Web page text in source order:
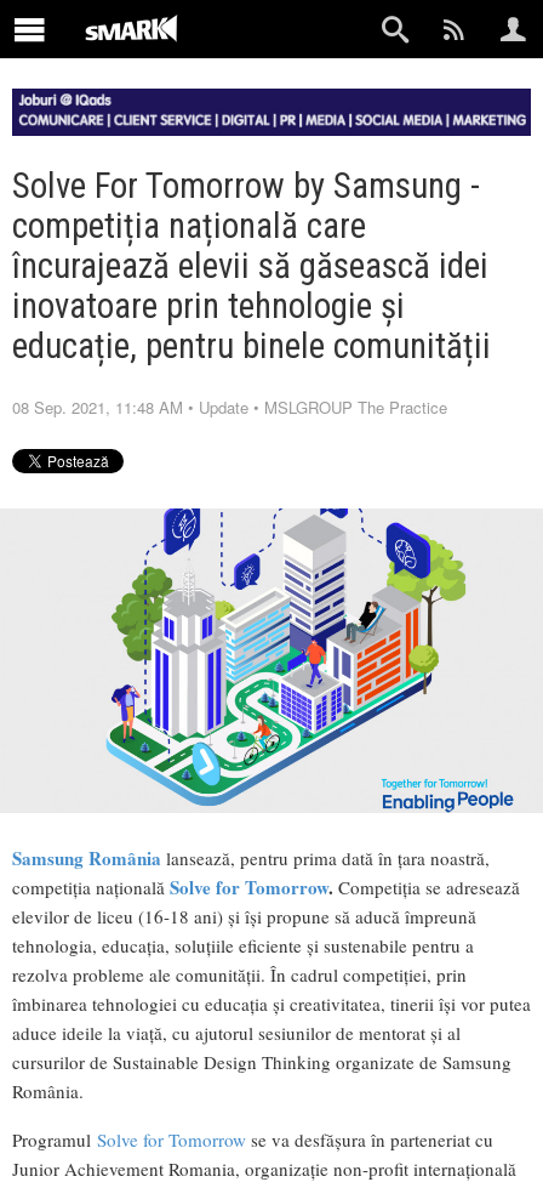
Solve For Tomorrow by Samsung -
competiția națională care
încurajează elevii să găsească idei
inovatoare prin tehnologie și
educație, pentru binele comunității
08 Sep. 2021, 11:48 AM • Update • MSLGROUP The Practice
Samsung România lansează, pentru prima dată în țara noastră,
competiția națională Solve for Tomorrow. Competiția se adresează
elevilor de liceu (16-18 ani) și își propune să aducă împreună
tehnologia, educația, soluțiile eficiente și sustenabile pentru a
rezolva probleme ale comunității. În cadrul competiției, prin
îmbinarea tehnologiei cu educația și creativitatea, tinerii își vor putea
aduce ideile la viață, cu ajutorul sesiunilor de mentorat și al
cursurilor de Sustainable Design Thinking organizate de Samsung
România.
Programul Solve for Tomorrow se va desfășura în parteneriat cu
Junior Achievement Romania, organizaţie non-profit internaţională